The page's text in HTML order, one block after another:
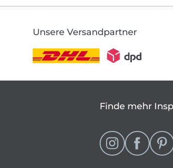
Unsere Versandpartner
Finde mehr